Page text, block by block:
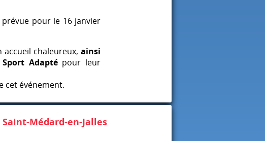
pour le 16 janvier
accueil chaleureux,ainsi
Adaptépour leur
cet événement.
Médard-en-Jalles